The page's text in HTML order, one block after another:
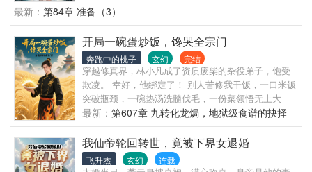
成为了救赎对象。 当网游关服的那一天，他被引导着
穿越到了游戏尚未开服之前，与游戏一样的异世界，
结识了拥有游戏中记忆的BOSS们，希望带着她们一起
走出一条不用救赎的道路。 但是，他失败了。 因为她
们只想着自己，只在乎自己，只将他当成了自己的所
有物。 “既然如此，那么就让游戏开始吧，胜者通赢，
败者全输的游戏！” 在这一声之下，将整个世界都卷入
的大规模游戏正式召开，少年将过往的羁绊重新纳入
掌控之中，走上了与她们对峙抗争的道路。
最新： 第84章 准备（3）
开局一碗蛋炒饭，馋哭全宗门
奔跑中的桃子 玄幻 完结
穿越修真界，林小凡成了资质废柴的杂役弟子，饱受
欺凌。 幸好，他绑定了！ 别人苦修我干饭，一口米饭
突破瓶颈，一碗热汤洗髓伐毛，一份菜领悟无上大
道！ 从宗门到仙界，从魔域到神界，他所到之处，画
风突变。 丹道巨头跪求炒锅秘方，妖族之王为烤串折
腰，无上仙帝吃了我的炸鸡，连夜退位要来给我当帮
厨？ 当灭世危机降临，众神瑟瑟发抖时，林小凡默默
架起了锅：“别慌，让我先炒个菜…” 这是一个吃货用
最新： 第607章 九转化龙焗，地狱级食谱的抉择
我仙帝轮回转世，竟被下界女退婚
飞升杰 玄幻 连载